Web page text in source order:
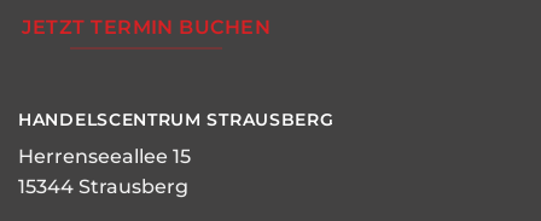
JETZT TERMIN BUCHEN
HANDELSCENTRUM STRAUSBERG
Herrenseeallee 15
15344 Strausberg